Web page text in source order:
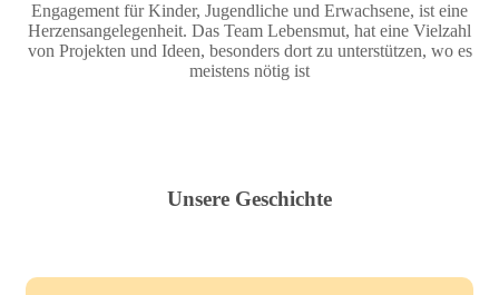
Engagement für Kinder, Jugendliche und Erwachsene, ist eine
Herzensangelegenheit. Das Team Lebensmut, hat eine Vielzahl
von Projekten und Ideen, besonders dort zu unterstützen, wo es
meistens nötig ist
Unsere Geschichte